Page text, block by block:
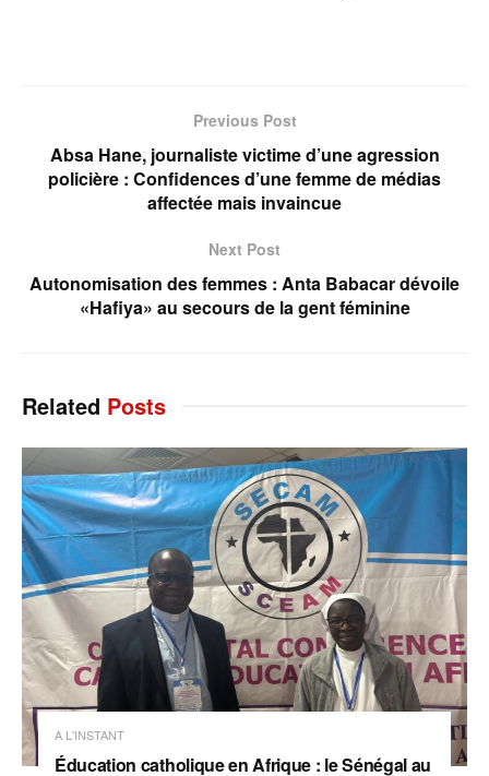
Previous Post
Absa Hane, journaliste victime d’une agression
policière : Confidences d’une femme de médias
affectée mais invaincue
Next Post
Autonomisation des femmes : Anta Babacar dévoile
«Hafiya» au secours de la gent féminine
Related Posts
A L'INSTANT
Éducation catholique en Afrique : le Sénégal au